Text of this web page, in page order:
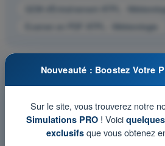
QCM d'Entraînement ATPL -
Examen en PDF ATPL - Météorologie
Nouveauté : Boostez Votre
Sur le site, vous trouverez notre
Simulations PRO! Voici
exclusifsque vous obtenez